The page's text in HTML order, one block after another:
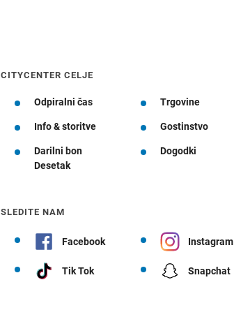
CITYCENTER CELJE
Odpiralni čas Trgovine
Info & storitve Gostinstvo
Darilni bon
Desetak
Dogodki
SLEDITE NAM
Facebook Instagram
Tik Tok Snapchat